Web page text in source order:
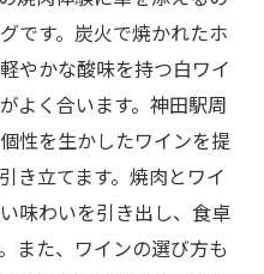
です。炭火で焼かれたホ
やかな酸味を持つ白ワイ
よく合います。神田駅周
性を生かしたワインを提
き立てます。焼肉とワイ
味わいを引き出し、食卓
また、ワインの選び方も